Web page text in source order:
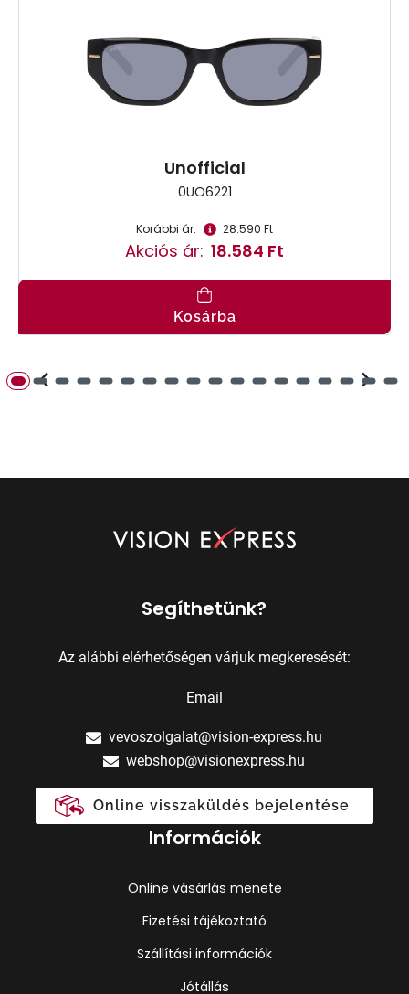
Unofficial
0UO6221
Korábbi ár: 28.590 Ft
Akciós ár: 18.584 Ft
Kosárba
Segíthetünk?
Az alábbi elérhetőségen várjuk megkeresését:
Email
vevoszolgalat@vision-express.hu
webshop@visionexpress.hu
Online visszaküldés bejelentése
Információk
Online vásárlás menete
Fizetési tájékoztató
Szállítási információk
Jótállás